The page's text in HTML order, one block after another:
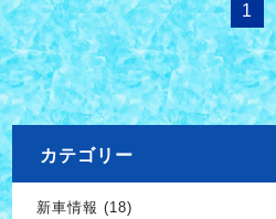
1
カテゴリー
新車情報 (18)